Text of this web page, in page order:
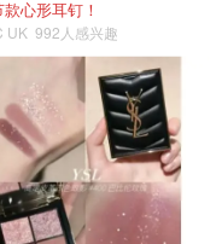
心形耳钉！
UK 992人感兴趣